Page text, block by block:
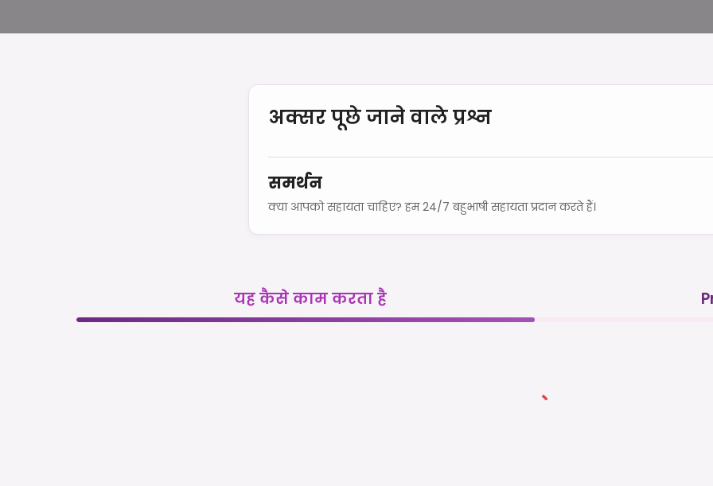
अक्सर पूछे जाने वाले प्रश्न
समर्थन
क्या आपको सहायता चाहिए? हम 24/7 बहुभाषी सहायता प्रदान करते हैं।
यह कैसे काम करता है